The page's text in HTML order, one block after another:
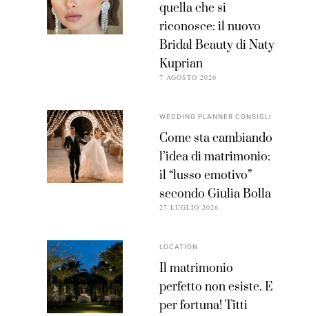
quella che si
riconosce: il nuovo
Bridal Beauty di Naty
Kuprian
7 AGOSTO 2026
WEDDING PLANNER CONSIGLI
Come sta cambiando
l’idea di matrimonio:
il “lusso emotivo”
secondo Giulia Bolla
27 LUGLIO 2026
LOCATION
Il matrimonio
perfetto non esiste. E
per fortuna! Titti